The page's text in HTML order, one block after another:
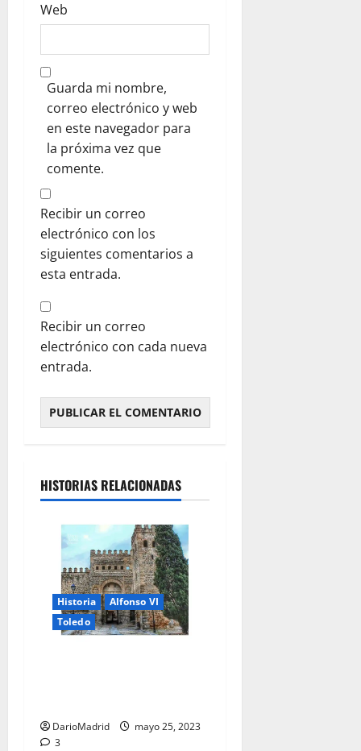
Web
Guarda mi nombre,
correo electrónico y web
en este navegador para
la próxima vez que
comente.
Recibir un correo
electrónico con los
siguientes comentarios a
esta entrada.
Recibir un correo
electrónico con cada nueva
entrada.
HISTORIAS RELACIONADAS
Historia
Alfonso VI
Toledo
DarioMadrid
mayo 25, 2023
3